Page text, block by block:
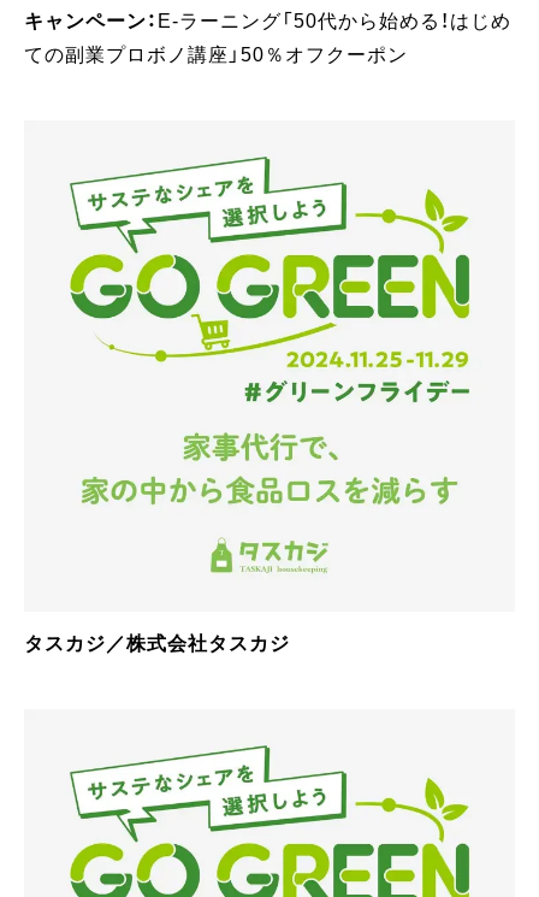
キャンペーン： E-ラーニング「50代から始める！はじめ
ての副業プロボノ講座」50％オフクーポン
タスカジ／株式会社タスカジ